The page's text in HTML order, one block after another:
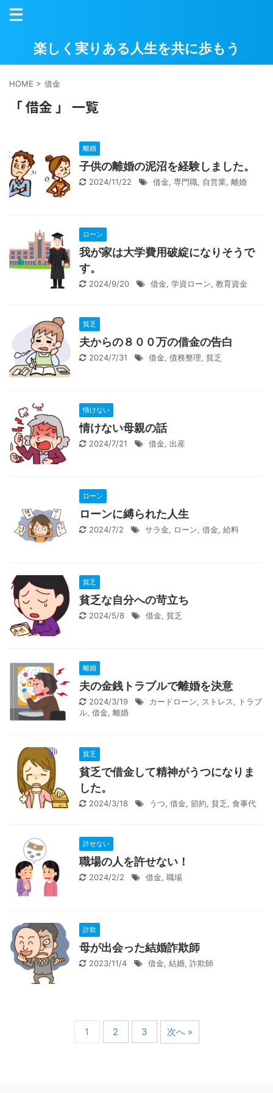
楽しく実りある人生を共に歩もう
HOME > 借金
「 借金 」 一覧
離婚
子供の離婚の泥沼を経験しました。
2024/11/22 借金, 専門職, 自営業, 離婚
ローン
我が家は大学費用破綻になりそうで
す。
2024/9/20 借金, 学資ローン, 教育資金
貧乏
夫からの８００万の借金の告白
2024/7/31 借金, 債務整理, 貧乏
情けない
情けない母親の話
2024/7/21 借金, 出産
ローン
ローンに縛られた人生
2024/7/2 サラ金, ローン, 借金, 給料
貧乏
貧乏な自分への苛立ち
2024/5/8 借金, 貧乏
離婚
夫の金銭トラブルで離婚を決意
2024/3/19 カードローン, ストレス, トラブ
ル, 借金, 離婚
貧乏
貧乏で借金して精神がうつになりま
した。
2024/3/18 うつ, 借金, 節約, 貧乏, 食事代
許せない
職場の人を許せない！
2024/2/2 借金, 職場
詐欺
母が出会った結婚詐欺師
2023/11/4 借金, 結婚, 詐欺師
1 2 3 次へ »